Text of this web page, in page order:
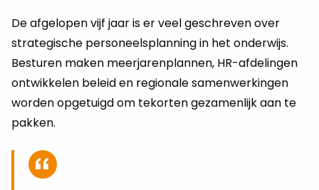
De afgelopen vijf jaar is er veel geschreven over
strategische personeelsplanning in het onderwijs.
Besturen maken meerjarenplannen, HR-afdelingen
ontwikkelen beleid en regionale samenwerkingen
worden opgetuigd om tekorten gezamenlijk aan te
pakken.